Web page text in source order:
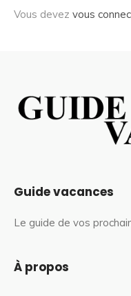
Vous devez vous
Guide vacances
Le guide de vos
À propos